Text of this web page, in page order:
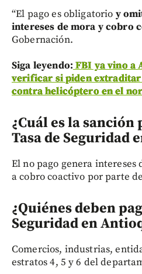
“El pago es obligatorio y
intereses de mora y cobro
Gobernación.
Siga leyendo: FBI ya vino a
verificar si piden extraditar
contra helicóptero en el
¿Cuál es la
Tasa de Seguridad
El no pago genera
a cobro coactivo por parte
¿Quiénes deben
Seguridad en
Comercios, industrias,
estratos 4, 5 y 6 del